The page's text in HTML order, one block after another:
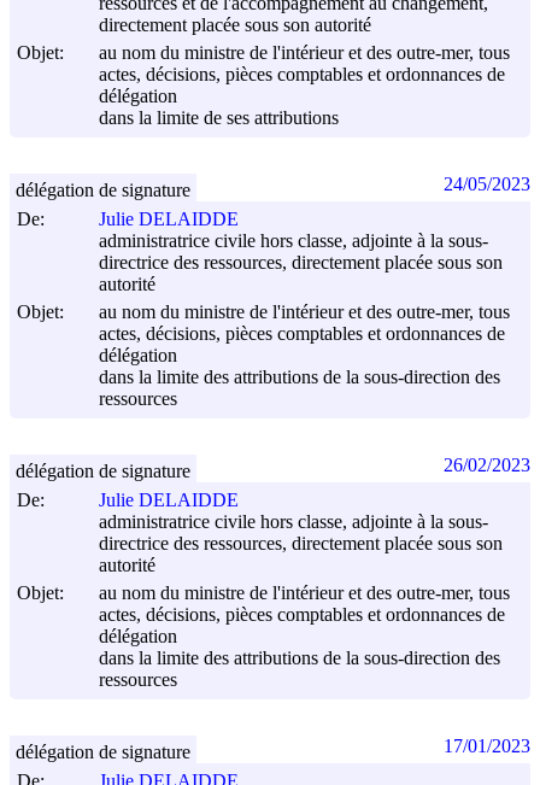
directement placée sous son autorité
Objet:
au nom du ministre de l'intérieur et des outre-mer, tous
actes, décisions, pièces comptables et ordonnances de
délégation
dans la limite de ses attributions
De:
Julie DELAIDDE
administratrice civile hors classe, adjointe à la sous-
directrice des ressources, directement placée sous son
autorité
Objet:
au nom du ministre de l'intérieur et des outre-mer, tous
actes, décisions, pièces comptables et ordonnances de
délégation
dans la limite des attributions de la sous-direction des
ressources
délégation de signature 24/05/2023
De:
Julie DELAIDDE
administratrice civile hors classe, adjointe à la sous-
directrice des ressources, directement placée sous son
autorité
Objet:
au nom du ministre de l'intérieur et des outre-mer, tous
actes, décisions, pièces comptables et ordonnances de
délégation
dans la limite des attributions de la sous-direction des
ressources
délégation de signature 26/02/2023
De:
délégation de signature 17/01/2023